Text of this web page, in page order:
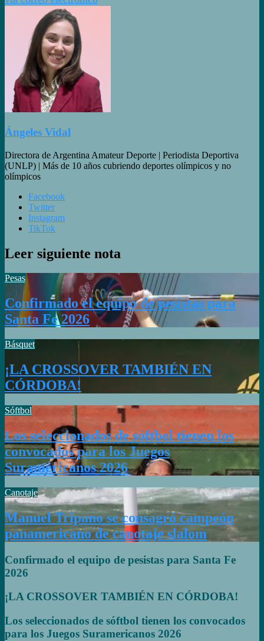
Ángeles Vidal
Directora de Argentina Amateur Deporte | Periodista Deportiva
(UNLP) | Más de 10 años cubriendo deportes olímpicos y no
olímpicos
Facebook
Twitter
Instagram
TikTok
Leer siguiente nota
Pesas
Confirmado el equipo de pesistas para
Santa Fe 2026
Básquet
¡LA CROSSOVER TAMBIÉN EN
CÓRDOBA!
Sóftbol
Los seleccionados de sóftbol tienen los
convocados para los Juegos
Suramericanos 2026
Canotaje
Manuel Tripano se consagró campeón
panamericano de canotaje slalom
Confirmado el equipo de pesistas para Santa Fe
2026
¡LA CROSSOVER TAMBIÉN EN CÓRDOBA!
Los seleccionados de sóftbol tienen los convocados
para los Juegos Suramericanos 2026